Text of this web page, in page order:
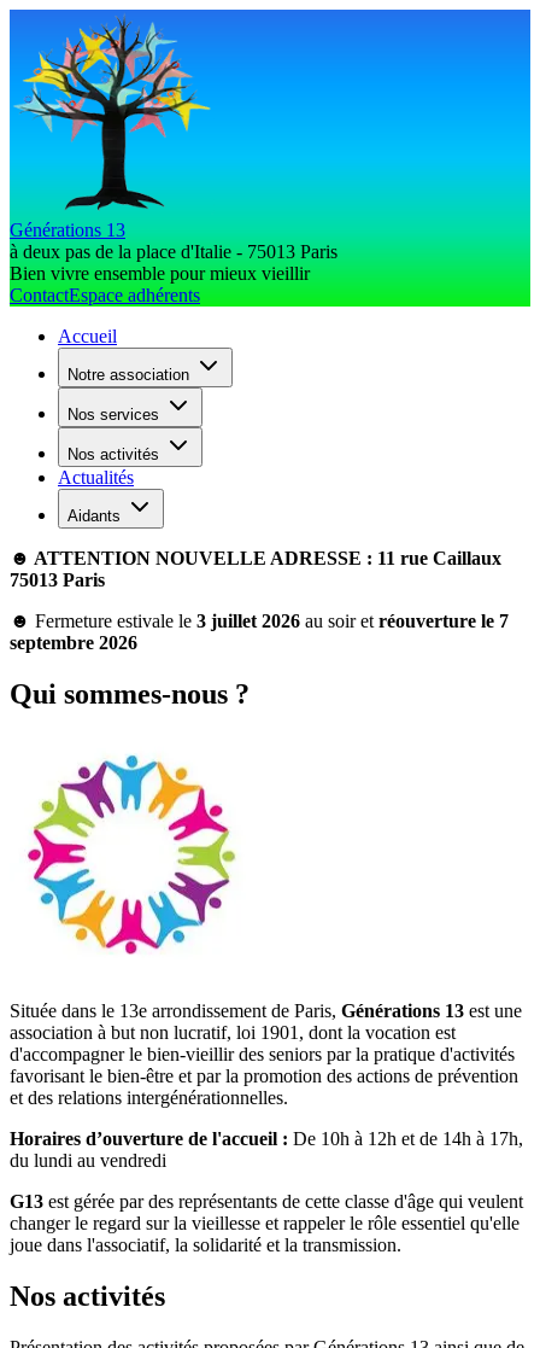
Générations 13
à deux pas de la place d'Italie - 75013 Paris
Bien vivre ensemble pour mieux vieillir
ContactEspace adhérents
Accueil
Notre association
Nos services
Nos activités
Actualités
Aidants
☻ ATTENTION NOUVELLE ADRESSE : 11 rue Caillaux
75013 Paris
☻ Fermeture estivale le 3 juillet 2026 au soir et réouverture le 7
septembre 2026
Qui sommes-nous ?
Située dans le 13e arrondissement de Paris, Générations 13 est une
association à but non lucratif, loi 1901, dont la vocation est
d'accompagner le bien-vieillir des seniors par la pratique d'activités
favorisant le bien-être et par la promotion des actions de prévention
et des relations intergénérationnelles.
Horaires d’ouverture de l'accueil : De 10h à 12h et de 14h à 17h,
du lundi au vendredi
G13 est gérée par des représentants de cette classe d'âge qui veulent
changer le regard sur la vieillesse et rappeler le rôle essentiel qu'elle
joue dans l'associatif, la solidarité et la transmission.
Nos activités